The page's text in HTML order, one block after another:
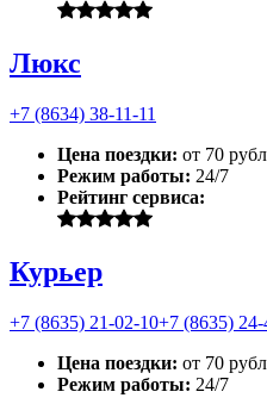
Люкс
+7 (8634) 38-11-11
Цена поездки: от 70
Режим работы: 24/7
Рейтинг сервиса:
Курьер
+7 (8635) 21-02-10+7 (8635)
Цена поездки: от 70
Режим работы: 24/7